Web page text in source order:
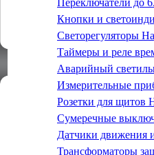
Переключатели до
Кнопки и
Светорегуляторы
Таймеры и реле
Аварийный
Измерительные
Розетки для щитов
Сумеречные
Датчики движения
Трансформаторы